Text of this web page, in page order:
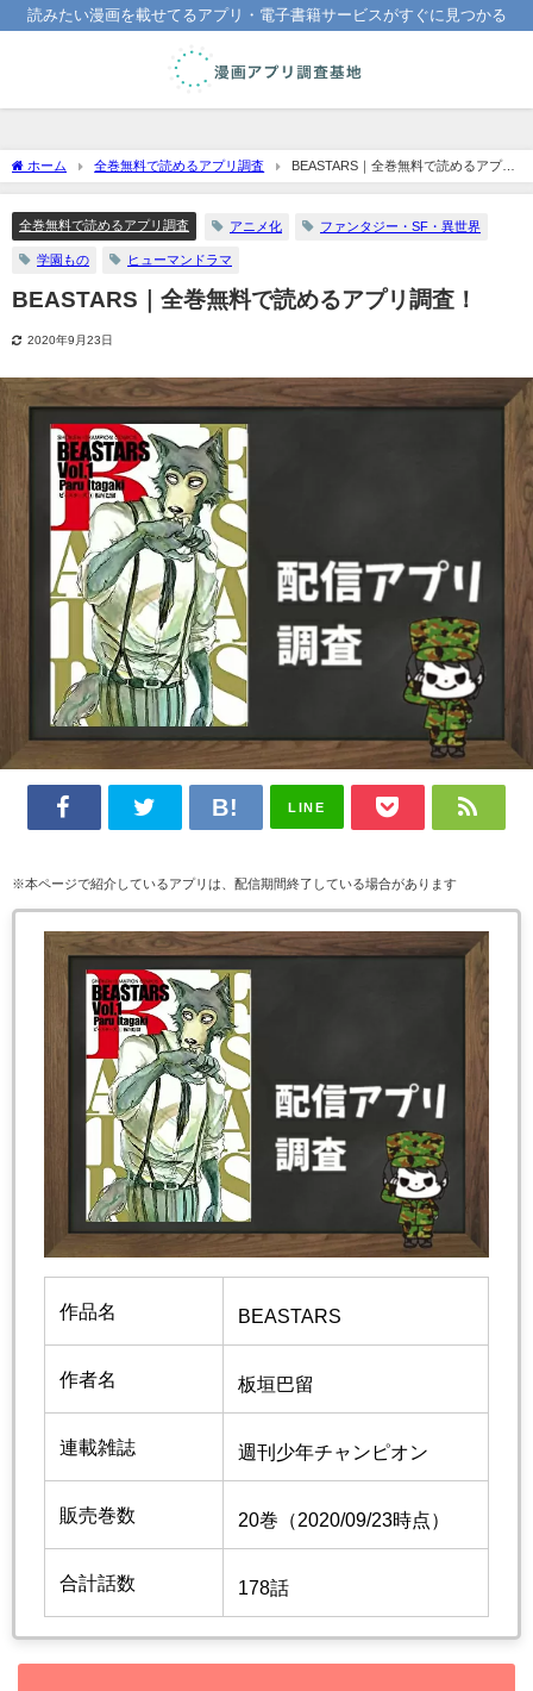
読みたい漫画を載せてるアプリ・電子書籍サービスがすぐに見つかる
ホーム 全巻無料で読めるアプリ調査
BEASTARS｜全巻無料で読めるアプリ
調査！
全巻無料で読めるアプリ調査 アニメ化 ファンタジー・SF・異世界
学園もの ヒューマンドラマ
BEASTARS｜全巻無料で読めるアプリ調査！
2020年9月23日
LINE
※本ページで紹介しているアプリは、配信期間終了している場合があります
作品名 BEASTARS
作者名 板垣巴留
連載雑誌 週刊少年チャンピオン
販売巻数 20巻（2020/09/23時点）
合計話数 178話